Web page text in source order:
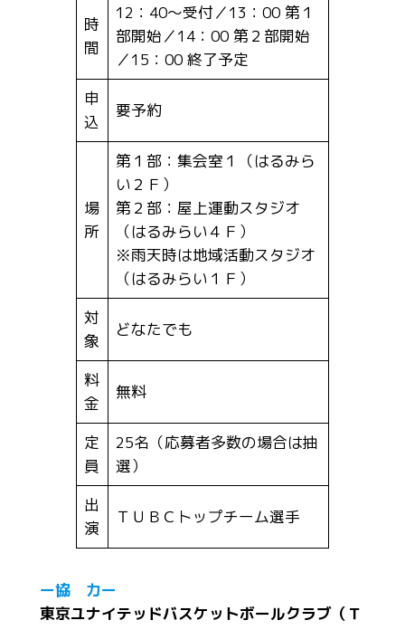
時
間
12：40～受付／13：00 第１
部開始／14：00 第２部開始
／15：00 終了予定
申
込
要予約
場
所
第１部：集会室１（はるみら
い２Ｆ）
第２部：屋上運動スタジオ
（はるみらい４Ｆ）
※雨天時は地域活動スタジオ
（はるみらい１Ｆ）
対
象
どなたでも
料
金
無料
定
員
25名（応募者多数の場合は抽
選）
出
演
ＴＵＢＣトップチーム選手
ー協 力ー
東京ユナイテッドバスケットボールクラブ（Ｔ